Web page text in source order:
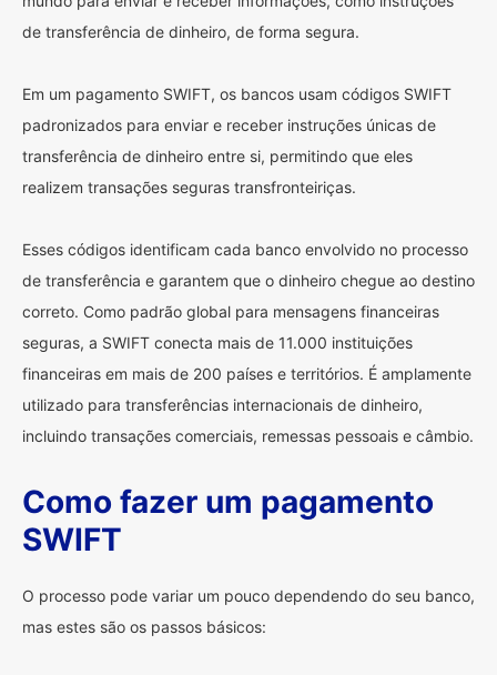
de transferência de dinheiro, de forma segura.
Em um pagamento SWIFT, os bancos usam códigos SWIFT
padronizados para enviar e receber instruções únicas de
transferência de dinheiro entre si, permitindo que eles
realizem transações seguras transfronteiriças.
Esses códigos identificam cada banco envolvido no processo
de transferência e garantem que o dinheiro chegue ao destino
correto. Como padrão global para mensagens financeiras
seguras, a SWIFT conecta mais de 11.000 instituições
financeiras em mais de 200 países e territórios. É amplamente
utilizado para transferências internacionais de dinheiro,
incluindo transações comerciais, remessas pessoais e câmbio.
Como fazer um pagamento
SWIFT
O processo pode variar um pouco dependendo do seu banco,
mas estes são os passos básicos: